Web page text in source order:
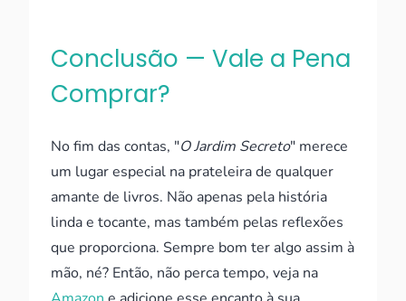
Conclusão — Vale a Pena
Comprar?
No fim das contas, "O Jardim Secreto" merece
um lugar especial na prateleira de qualquer
amante de livros. Não apenas pela história
linda e tocante, mas também pelas reflexões
que proporciona. Sempre bom ter algo assim à
mão, né? Então, não perca tempo, veja na